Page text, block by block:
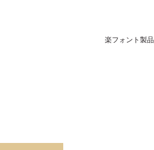
楽フォント製品